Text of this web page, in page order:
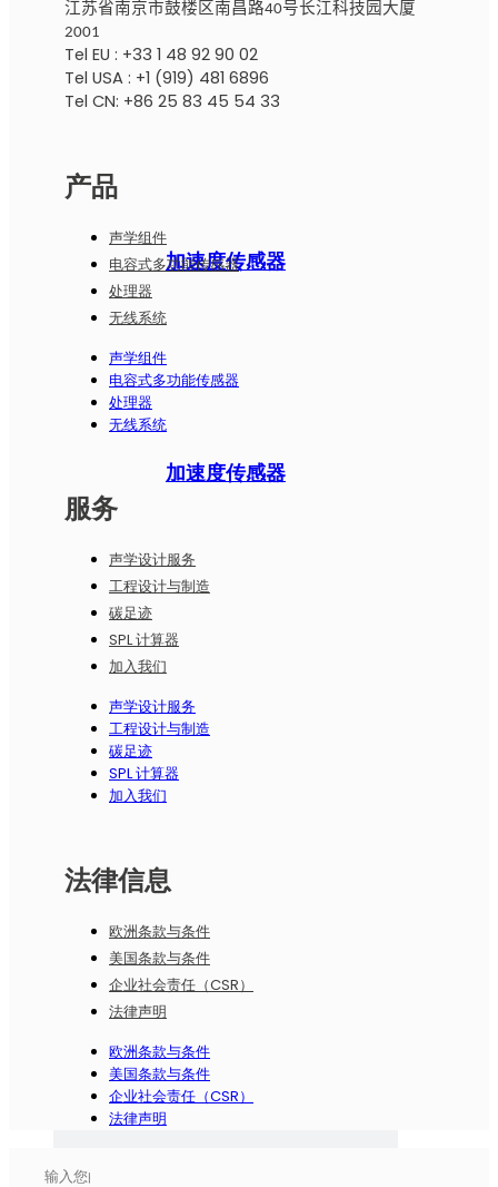
加速度传感器
加速度传感器
江苏省南京市鼓楼区南昌路40号长江科技园大厦
2001
Tel EU : +33 1 48 92 90 02
Tel USA : +1 (919) 481 6896
Tel CN: +86 25 83 45 54 33
产品
声学组件
电容式多功能传感器
处理器
无线系统
声学组件
电容式多功能传感器
处理器
无线系统
服务
声学设计服务
工程设计与制造
碳足迹
SPL 计算器
加入我们
声学设计服务
工程设计与制造
碳足迹
SPL 计算器
加入我们
法律信息
欧洲条款与条件
美国条款与条件
企业社会责任（CSR）
法律声明
欧洲条款与条件
美国条款与条件
企业社会责任（CSR）
法律声明